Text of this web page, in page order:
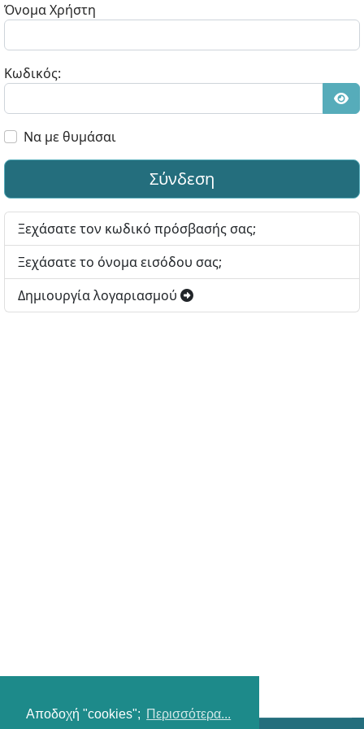
Αποδοχή "cookies"; Περισσότερα...
Όνομα Χρήστη
Κωδικός:
Να με θυμάσαι
Σύνδεση
Ξεχάσατε τον κωδικό πρόσβασής σας;
Ξεχάσατε το όνομα εισόδου σας;
Δημιουργία λογαριασμού